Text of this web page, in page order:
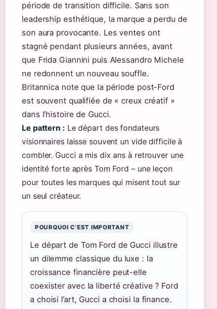
période de transition difficile. Sans son
leadership esthétique, la marque a perdu de
son aura provocante. Les ventes ont
stagné pendant plusieurs années, avant
que Frida Giannini puis Alessandro Michele
ne redonnent un nouveau souffle.
Britannica note que la période post-Ford
est souvent qualifiée de « creux créatif »
dans l’histoire de Gucci.
Le pattern : Le départ des fondateurs
visionnaires laisse souvent un vide difficile à
combler. Gucci a mis dix ans à retrouver une
identité forte après Tom Ford – une leçon
pour toutes les marques qui misent tout sur
un seul créateur.
POURQUOI C’EST IMPORTANT
Le départ de Tom Ford de Gucci illustre
un dilemme classique du luxe : la
croissance financière peut-elle
coexister avec la liberté créative ? Ford
a choisi l’art, Gucci a choisi la finance.